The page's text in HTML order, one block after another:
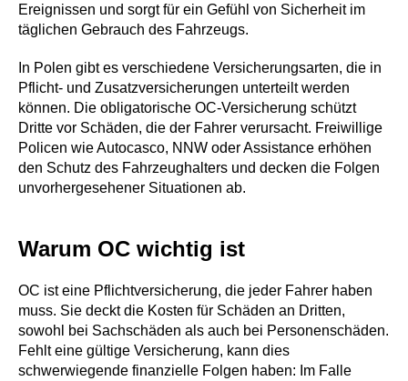
Ereignissen und sorgt für ein Gefühl von Sicherheit im
täglichen Gebrauch des Fahrzeugs.
In Polen gibt es verschiedene Versicherungsarten, die in
Pflicht- und Zusatzversicherungen unterteilt werden
können. Die obligatorische OC-Versicherung schützt
Dritte vor Schäden, die der Fahrer verursacht. Freiwillige
Policen wie Autocasco, NNW oder Assistance erhöhen
den Schutz des Fahrzeughalters und decken die Folgen
unvorhergesehener Situationen ab.
Warum OC wichtig ist
OC ist eine Pflichtversicherung, die jeder Fahrer haben
muss. Sie deckt die Kosten für Schäden an Dritten,
sowohl bei Sachschäden als auch bei Personenschäden.
Fehlt eine gültige Versicherung, kann dies
schwerwiegende finanzielle Folgen haben: Im Falle